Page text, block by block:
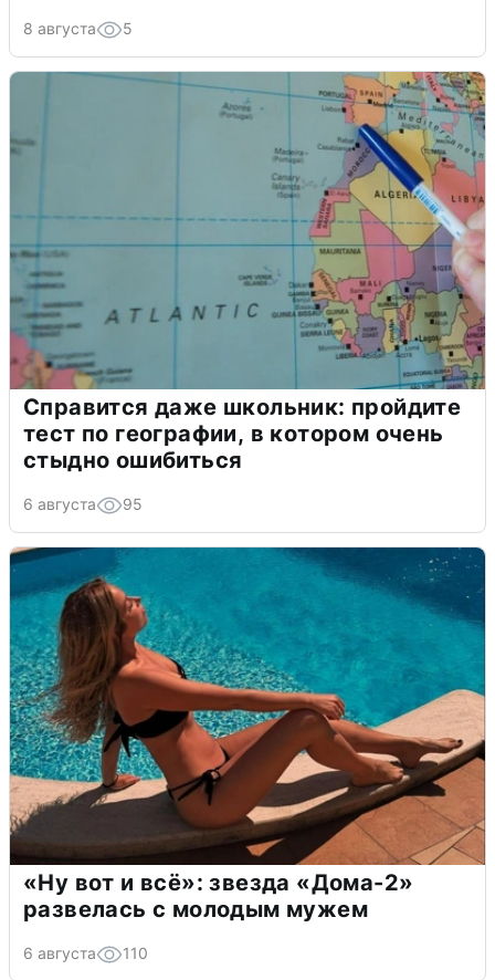
8 августа 5
Справится даже школьник: пройдите
тест по географии, в котором очень
стыдно ошибиться
6 августа 95
«Ну вот и всё»: звезда «Дома-2»
развелась с молодым мужем
6 августа 110